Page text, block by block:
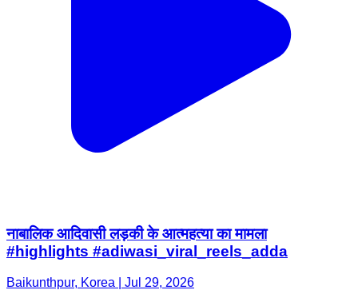
नाबालिक आदिवासी लड़की के आत्महत्या का मामला
#highlights #adiwasi_viral_reels_adda
Baikunthpur, Korea | Jul 29, 2026